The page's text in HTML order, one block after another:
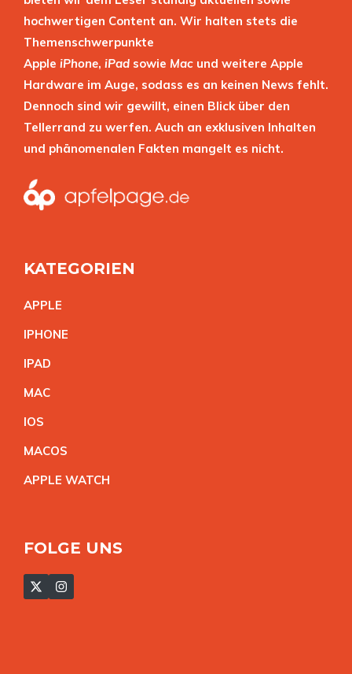
hochwertigen Content an. Wir halten stets die
Themenschwerpunkte
Apple iPhone, iPad sowie Mac und weitere Apple
Hardware im Auge, sodass es an keinen News fehlt.
Dennoch sind wir gewillt, einen Blick über den
Tellerrand zu werfen. Auch an exklusiven Inhalten
und phänomenalen Fakten mangelt es nicht.
KATEGORIEN
APPLE
IPHONE
IPAD
MAC
IOS
MACOS
APPLE WATCH
FOLGE UNS